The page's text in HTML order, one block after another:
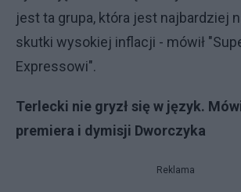
jest ta grupa, która jest najbardziej
skutki wysokiej inflacji - mówił
Expressowi".
Terlecki nie gryzł się w język.
premiera i dymisji Dworczyka
Reklama